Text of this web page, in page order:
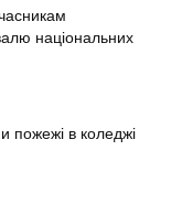
національних
пожежі в коледжі